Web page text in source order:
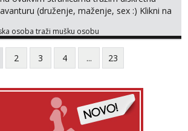
avanturu (druženje, maženje, sex :) Klikni na
osoba traži mušku osobu
2 3 4 ... 23